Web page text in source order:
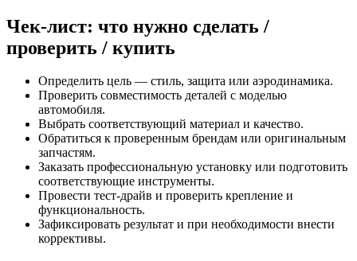
Чек-лист: что нужно сделать /
проверить / купить
Определить цель — стиль, защита или аэродинамика.
Проверить совместимость деталей с моделью
автомобиля.
Выбрать соответствующий материал и качество.
Обратиться к проверенным брендам или оригинальным
запчастям.
Заказать профессиональную установку или подготовить
соответствующие инструменты.
Провести тест-драйв и проверить крепление и
функциональность.
Зафиксировать результат и при необходимости внести
коррективы.